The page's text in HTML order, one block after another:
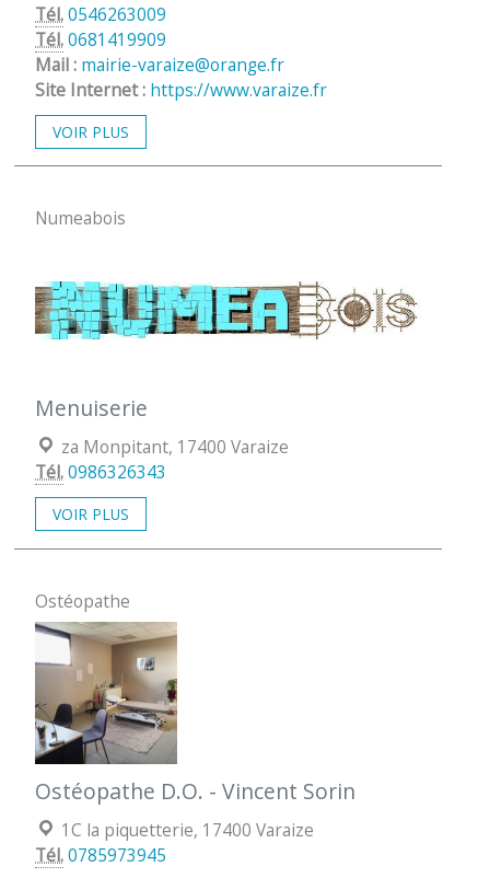
Tél.0546263009
Tél.0681419909
Mail : mairie-varaize@orange.fr
Site Internet : https://www.varaize.fr
VOIR PLUS
Numeabois
Menuiserie
Localisation :
za Monpitant, 17400 Varaize
Tél.0986326343
VOIR PLUS
Ostéopathe
Ostéopathe D.O. - Vincent Sorin
Localisation :
1C la piquetterie, 17400 Varaize
Tél.0785973945